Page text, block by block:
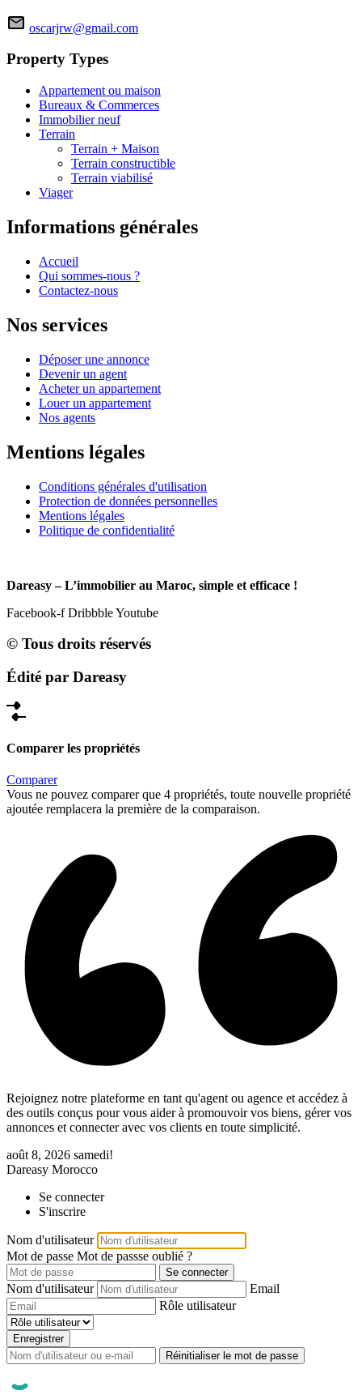
oscarjrw@gmail.com
Property Types
Appartement ou maison
Bureaux & Commerces
Immobilier neuf
Terrain
Terrain + Maison
Terrain constructible
Terrain viabilisé
Viager
Informations générales
Accueil
Qui sommes-nous ?
Contactez-nous
Nos services
Déposer une annonce
Devenir un agent
Acheter un appartement
Louer un appartement
Nos agents
Mentions légales
Conditions générales d'utilisation
Protection de données personnelles
Mentions légales
Politique de confidentialité
Dareasy – L’immobilier au Maroc, simple et efficace !
Facebook-f DribbbleYoutube
© Tous droits réservés
Édité par Dareasy
Comparer les propriétés
Comparer
Vous ne pouvez comparer que 4 propriétés, toute nouvelle propriété
ajoutée remplacera la première de la comparaison.
Rejoignez notre plateforme en tant qu'agent ou agence et accédez à
des outils conçus pour vous aider à promouvoir vos biens, gérer vos
annonces et connecter avec vos clients en toute simplicité.
août 8, 2026 samedi!
Dareasy Morocco
Se connecter
S'inscrire
Nom d'utilisateur
Mot de passe Mot de passse oublié ?
Se connecter
Nom d'utilisateur
Email
Rôle utilisateur
Enregistrer
Réinitialiser le mot de passe